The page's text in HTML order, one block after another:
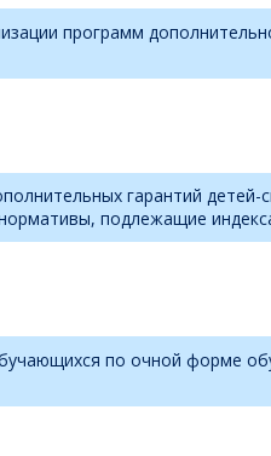
программ
гарантий детей-
подлежащие
по очной форме